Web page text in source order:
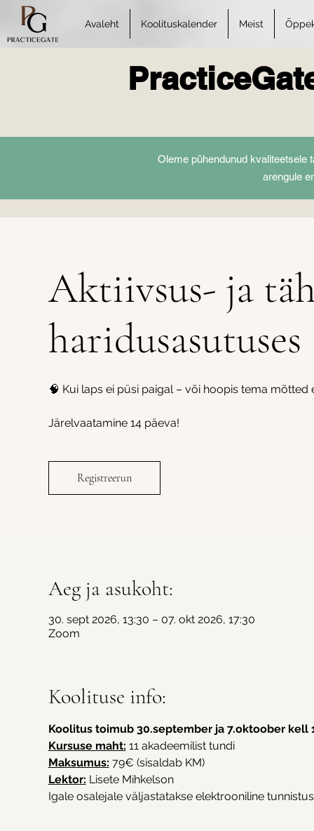
Avaleht Koolituskalender Meist
Oleme pühendunud kvaliteetsele
arengule
Aktiivsus- ja
haridusasutuses
🧠 Kui laps ei püsi paigal – või hoopis tema mõtted
Järelvaatamine 14 päeva!
Registreerun
Aeg ja asukoht:
30. sept 2026, 13:30 – 07. okt 2026, 17:30
Zoom
Koolituse info:
Koolitus toimub 30.september ja 7.oktoober kell
Kursuse maht: 11 akadeemilist tundi
Maksumus: 79€ (sisaldab KM)
Lektor: Lisete Mihkelson
Igale osalejale väljastatakse elektrooniline